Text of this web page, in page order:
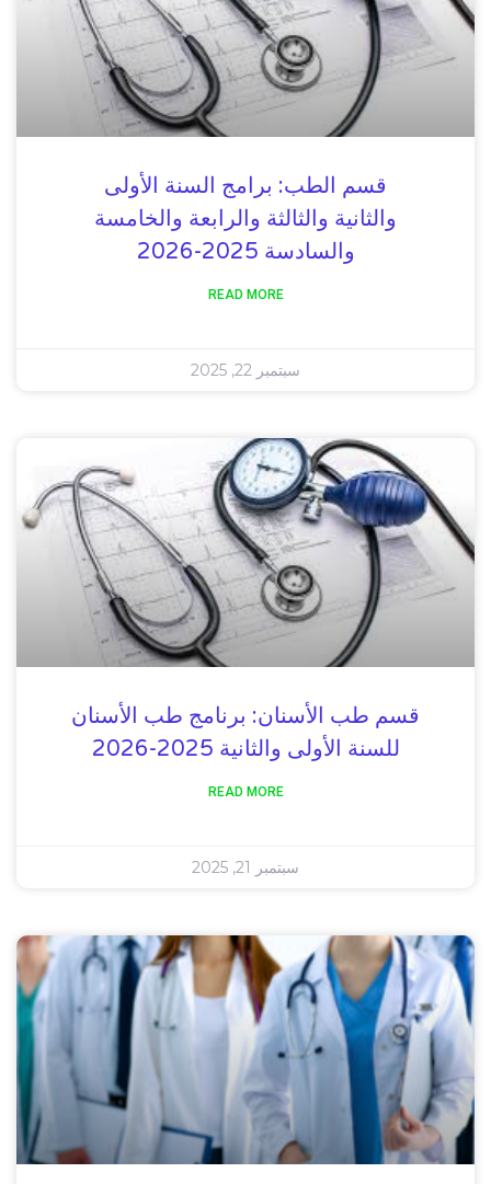
قسم الطب: برامج السنة الأولى
والثانية والثالثة والرابعة والخامسة
والسادسة 2025-2026
READ MORE
سبتمبر 22, 2025
قسم طب الأسنان: برنامج طب الأسنان
للسنة الأولى والثانية 2025-2026
READ MORE
سبتمبر 21, 2025